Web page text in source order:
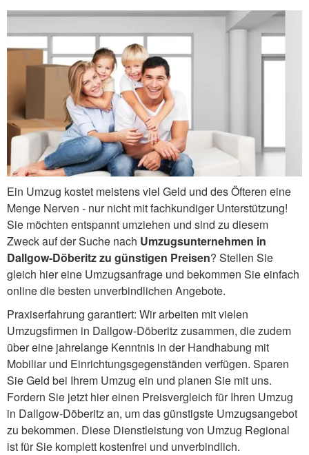
Ein Umzug kostet meistens viel Geld und des Öfteren eine
Menge Nerven - nur nicht mit fachkundiger Unterstützung!
Sie möchten entspannt umziehen und sind zu diesem
Zweck auf der Suche nach Umzugsunternehmen in
Dallgow-Döberitz zu günstigen Preisen? Stellen Sie
gleich hier eine Umzugsanfrage und bekommen Sie einfach
online die besten unverbindlichen Angebote.
Praxiserfahrung garantiert: Wir arbeiten mit vielen
Umzugsfirmen in Dallgow-Döberitz zusammen, die zudem
über eine jahrelange Kenntnis in der Handhabung mit
Mobiliar und Einrichtungsgegenständen verfügen. Sparen
Sie Geld bei Ihrem Umzug ein und planen Sie mit uns.
Fordern Sie jetzt hier einen Preisvergleich für Ihren Umzug
in Dallgow-Döberitz an, um das günstigste Umzugsangebot
zu bekommen. Diese Dienstleistung von Umzug Regional
ist für Sie komplett kostenfrei und unverbindlich.